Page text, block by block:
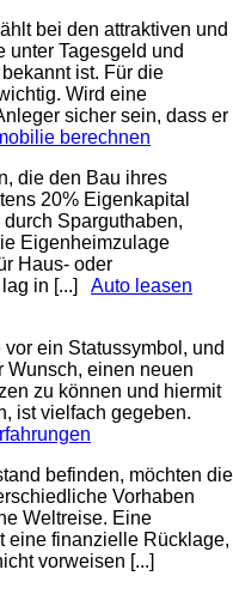
bei den attraktiven und
unter Tagesgeld und
ist. Für die
Wird eine
sicher sein, dass er
berechnen
die den Bau ihres
20% Eigenkapital
Sparguthaben,
Eigenheimzulage
Haus- oder
in [...] Auto leasen
ein Statussymbol, und
Wunsch, einen neuen
zu können und hiermit
ist vielfach gegeben.
befinden, möchten die
Vorhaben
Weltreise. Eine
eine finanzielle Rücklage,
vorweisen [...]